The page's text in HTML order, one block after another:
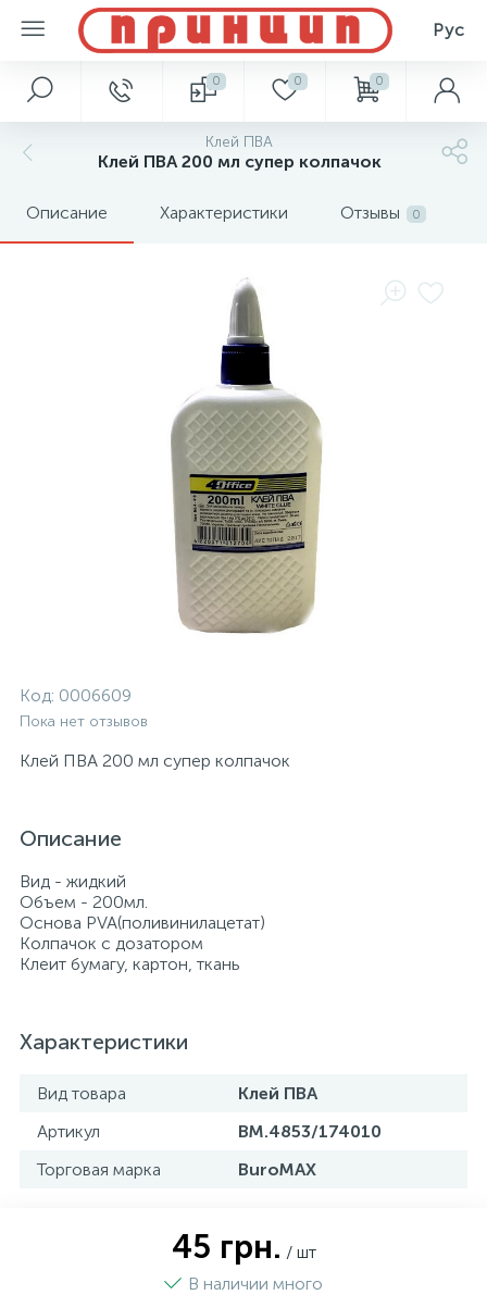
Рус
0 0 0
Клей ПВА
Клей ПВА 200 мл супер колпачок
Описание Характеристики Отзывы 0
Код: 0006609
Пока нет отзывов
Клей ПВА 200 мл супер колпачок
Описание
Вид - жидкий
Объем - 200мл.
Основа PVA(поливинилацетат)
Колпачок с дозатором
Клеит бумагу, картон, ткань
Характеристики
Вид товара
Клей ПВА
Артикул
BM.4853/174010
Торговая марка
BuroMAX
45 грн. / шт
В наличии много